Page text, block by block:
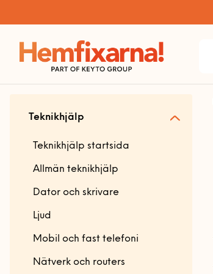
Teknikhjälp
Teknikhjälp startsida
Allmän teknikhjälp
Dator och skrivare
Ljud
Mobil och fast telefoni
Nätverk och routers